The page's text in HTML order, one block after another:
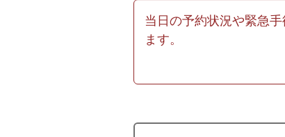
当日の予約状況や緊急
ます。